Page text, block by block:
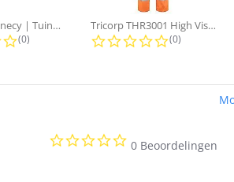
Basic Line Annecy | Tuinbroek
0.0 star rating
(0)
Tricorp THR3001 High Visibility...
0.0 star
(0)
0.0
star
0 Beoordelingen